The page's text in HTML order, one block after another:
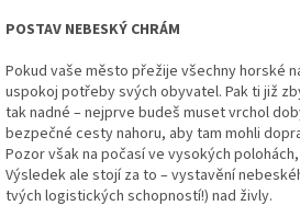
POSTAV NEBESKÝ CHRÁM
Pokud vaše město přežije všechny horské
uspokoj potřeby svých obyvatel. Pak ti již
tak nadné – nejprve budeš muset vrchol
bezpečné cesty nahoru, aby tam mohli
Pozor však na počasí ve vysokých
Výsledek ale stojí za to – vystavění
tvých logistických schopností!) nad živly.